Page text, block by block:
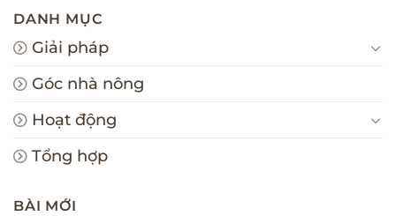
DANH MỤC
Giải pháp
Góc nhà nông
Hoạt động
Tổng hợp
BÀI MỚI